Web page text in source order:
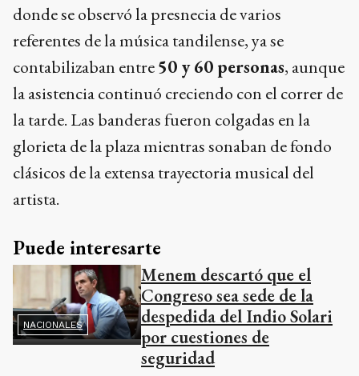
donde se observó la presnecia de varios
referentes de la música tandilense, ya se
contabilizaban entre50 y 60 personas, aunque
la asistencia continuó creciendo con el correr de
la tarde. Las banderas fueron colgadas en la
glorieta de la plaza mientras sonaban de fondo
clásicos de la extensa trayectoria musical del
artista.
Puede interesarte
NACIONALES
Menem descartó que el
Congreso sea sede de la
despedida del Indio Solari
por cuestiones de
seguridad